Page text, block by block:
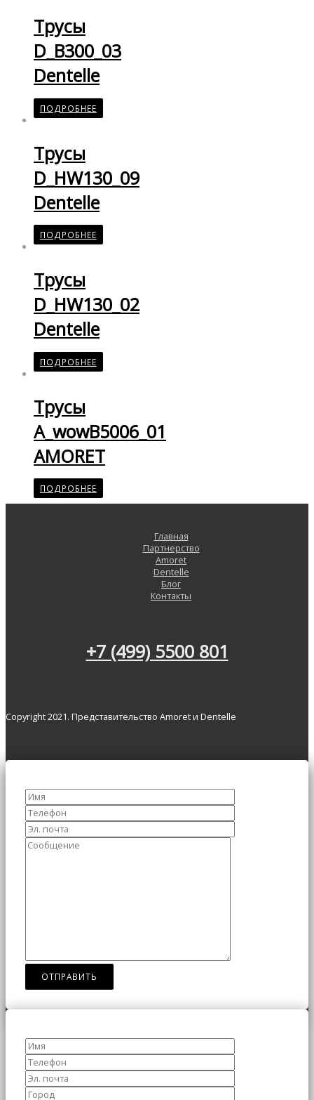
Трусы
D_B300_03
Dentelle
ПОДРОБНЕЕ
Трусы
D_HW130_09
Dentelle
ПОДРОБНЕЕ
Трусы
D_HW130_02
Dentelle
ПОДРОБНЕЕ
Трусы
A_wowB5006_01
AMORET
ПОДРОБНЕЕ
Главная
Партнерство
Amoret
Dentelle
Блог
Контакты
+7 (499) 5500 801
Copyright 2021. Представительство Amoret и Dentelle